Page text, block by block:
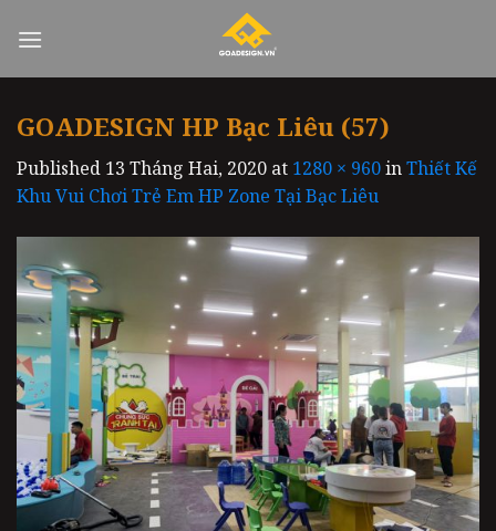
GOADESIGN HP Bạc Liêu (57)
Published 13 Tháng Hai, 2020 at 1280 × 960inThiết Kế
Khu Vui Chơi Trẻ Em HP Zone Tại Bạc Liêu